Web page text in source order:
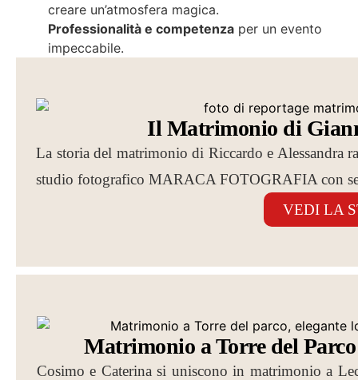
creare un’atmosfera magica.
Professionalità e competenza per un evento
impeccabile.
Il Matrimonio di
La storia del matrimonio di Riccardo e Alessandra
studio fotografico MARACA FOTOGRAFIA con
VEDI LA
Matrimonio a Torre del
Cosimo e Caterina si uniscono in matrimonio a